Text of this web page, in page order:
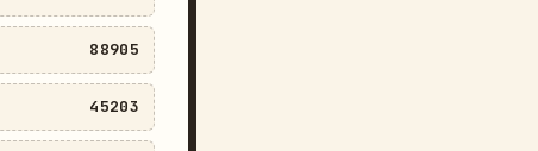
88905
45203